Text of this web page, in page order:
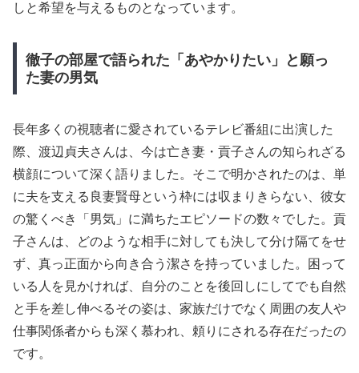
しと希望を与えるものとなっています。
徹子の部屋で語られた「あやかりたい」と願っ
た妻の男気
長年多くの視聴者に愛されているテレビ番組に出演した
際、渡辺貞夫さんは、今は亡き妻・貢子さんの知られざる
横顔について深く語りました。そこで明かされたのは、単
に夫を支える良妻賢母という枠には収まりきらない、彼女
の驚くべき「男気」に満ちたエピソードの数々でした。貢
子さんは、どのような相手に対しても決して分け隔てをせ
ず、真っ正面から向き合う潔さを持っていました。困って
いる人を見かければ、自分のことを後回しにしてでも自然
と手を差し伸べるその姿は、家族だけでなく周囲の友人や
仕事関係者からも深く慕われ、頼りにされる存在だったの
です。